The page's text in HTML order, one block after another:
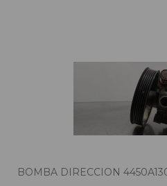
BOMBA DIRECCION